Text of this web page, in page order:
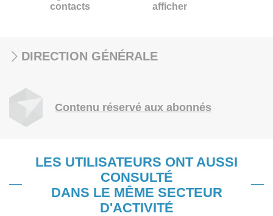
contacts
afficher
DIRECTION GÉNÉRALE
Contenu réservé aux abonnés
LES UTILISATEURS ONT AUSSI
CONSULTÉ
DANS LE MÊME SECTEUR
D'ACTIVITÉ